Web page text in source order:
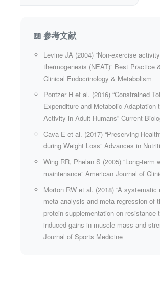
📖 参考文献
Levine JA (2004) “Non-exercise activity
thermogenesis (NEAT)” Best Practice
Clinical Endocrinology & Metabolism
Pontzer H et al. (2016) “Constrained
Expenditure and Metabolic Adaptation
Activity in Adult Humans” Current
Cava E et al. (2017) “Preserving
during Weight Loss” Advances in
Wing RR, Phelan S (2005) “Long-term
maintenance” American Journal of
Morton RW et al. (2018) “A systematic
meta-analysis and meta-regression of
protein supplementation on resistance
induced gains in muscle mass and
Journal of Sports Medicine